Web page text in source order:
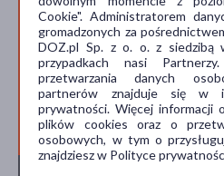
wątrobą lub nerkami, a także w
problemy zdrowotne, które mogą
W przypadku wystąpienia
niepożądanych, takich jak ból w
przedłużona erekcja (priapizm)
natychmiast skontaktuj się z
Cookie". Administratorem
gromadzonych za
DOZ.pl Sp. z o. o. z siedzibą
przypadkach nasi
przetwarzania danych
partnerów znajduje się w
prywatności. Więcej informacji
plików cookies oraz o
osobowych, w tym o
znajdziesz w Polityce